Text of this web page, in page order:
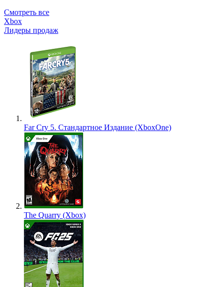
Смотреть все
Xbox
Лидеры продаж
Far Cry 5. Стандартное Издание (XboxOne)
The Quarry (Xbox)